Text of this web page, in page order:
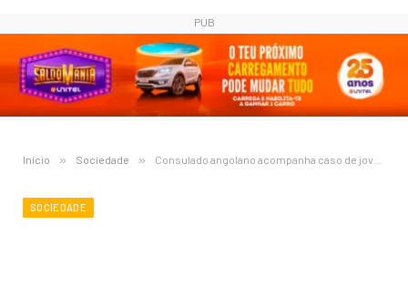
PUB
Início » Sociedade » Consulado angolano acompanha caso de jovem angolana encontrada morta em Aveiro
SOCIEDADE